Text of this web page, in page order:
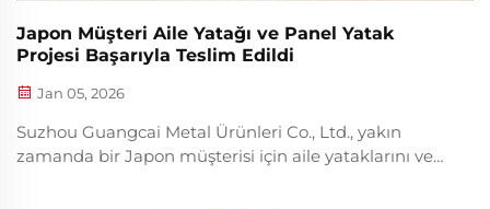
Japon Müşteri Aile Yatağı ve Panel Yatak
Projesi Başarıyla Teslim Edildi
Jan 05, 2026
Suzhou Guangcai Metal Ürünleri Co., Ltd., yakın
zamanda bir Japon müşterisi için aile yataklarını ve